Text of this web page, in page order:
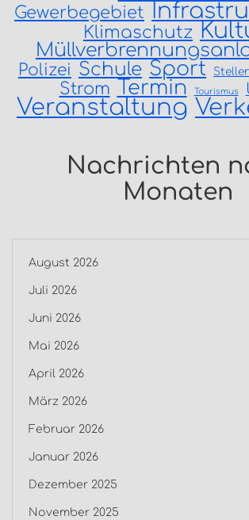
Gewerbegebiet
Klimaschutz
Polizei Schule Sport
Strom Termin Tourismus
Veranstaltung
Nachrichten
Monaten
August 2026
Juli 2026
Juni 2026
Mai 2026
April 2026
März 2026
Februar 2026
Januar 2026
Dezember 2025
November 2025